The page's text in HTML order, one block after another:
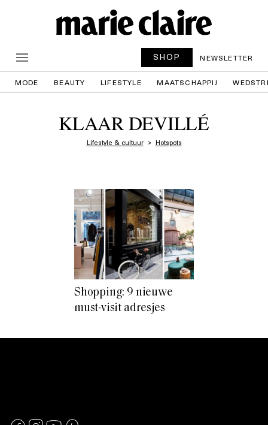
SHOP NEWSLETTER
MODE BEAUTY LIFESTYLE MAATSCHAPPIJ
KLAAR DEVILLÉ
Lifestyle & cultuur Hotspots
Shopping: 9 nieuwe
must-visit adresjes